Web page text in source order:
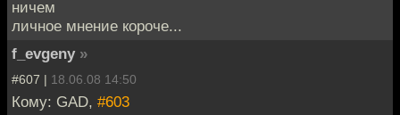
ничем
личное мнение короче...
f_evgeny »
#607 | 18.06.08 14:50
Кому: GAD, #603